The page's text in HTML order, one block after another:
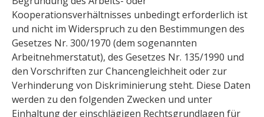
Kooperationsverhältnisses unbedingt erforderlich ist
und nicht im Widerspruch zu den Bestimmungen des
Gesetzes Nr. 300/1970 (dem sogenannten
Arbeitnehmerstatut), des Gesetzes Nr. 135/1990 und
den Vorschriften zur Chancengleichheit oder zur
Verhinderung von Diskriminierung steht. Diese Daten
werden zu den folgenden Zwecken und unter
Einhaltung der einschlägigen Rechtsgrundlagen für